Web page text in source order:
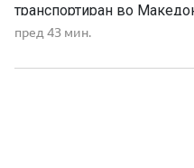
транспортиран во
Универзитетската клиника
интензивно лекување
пред 43 мин.